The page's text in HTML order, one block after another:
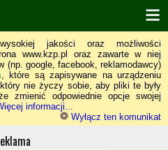
jakości oraz możliwości
www.kzp.pl oraz zawarte w niej
(np. google, facebook, reklamodawcy)
, które są zapisywane na urządzeniu
nie życzy sobie, aby pliki te były
zmienić odpowiednie opcje swojej
informacji...
Wyłącz ten komunikat